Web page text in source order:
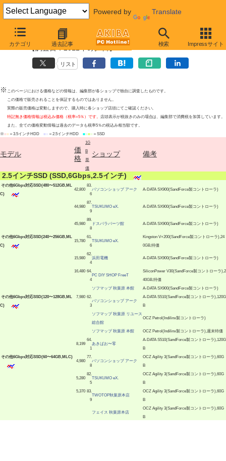
Powered by Translate
カテゴリ 過去記事 検索 Impressサイト
その他6Gbps対応SSD最安値上位ショップ
【調査日：2012年6月7日】
リスト
※ このページにおける価格などの情報は、編集部が各ショップで独自に調査したものです。
この価格で販売されることを保証するものではありません。
実際の販売価格は変動しますので、購入時に各ショップ店頭にてご確認ください。
特記無き価格情報は税込み価格（税率=5％）です。
店頭表示が税抜きのみの場合は、編集部で消費税を加算しています。
また、全ての価格変動情報は過去のデータも税率5％の税込み相当額です。
※ ■■ ＝3.5インチHDD ■ ＝2.5インチHDD ■■■■ ＝SSD
モデル
価
格
1G
B
単
価
ショップ 備考
2.5インチSSD (SSD,6Gbps,2.5インチ)
その他6Gbps対応SSD(480〜512GB,ML
C)
42,800
83.
6
パソコンショップ アーク A-DATA SX900(SandForce製コントローラ)
44,980
87.
9
TSUKUMO eX. A-DATA SX900(SandForce製コントローラ)
45,980
89.
8
ドスパラパーツ館 A-DATA SX900(SandForce製コントローラ)
その他6Gbps対応SSD(240〜256GB,ML
C)
15,780
61.
6
TSUKUMO eX.
Kingston V+200(SandForce製コントローラ),24
0GB,特価
15,980
62.
4
浜田電機 A-DATA SX900(SandForce製コントローラ)
16,480 64.
4
PC DIY SHOP FreeT
SiliconPower V30(SandForce製コントローラ),2
40GB,特価
ソフマップ 秋葉原 本館
A-DATA SX900(SandForce製コントローラ)
その他6Gbps対応SSD(120〜128GB,ML
C)
7,980 62.
3
パソコンショップ アーク
A-DATA S510(SandForce製コントローラ),120G
B
ソフマップ 秋葉原 リユース
総合館
OCZ Petrol(Indilinx製コントローラ)
ソフマップ 秋葉原 本館 OCZ Petrol(Indilinx製コントローラ),週末特価
8,199
64.
1
あきばお〜零
A-DATA S510(SandForce製コントローラ),120G
B
その他6Gbps対応SSD(60〜64GB,MLC)
4,980
77.
8
パソコンショップ アーク
OCZ Agility 3(SandForce製コントローラ),60G
B
5,280
82.
5
TSUKUMO eX.
OCZ Agility 3(SandForce製コントローラ),60G
B
5,370 83.
9
TWOTOP秋葉原本店
OCZ Agility 3(SandForce製コントローラ),60G
B
フェイス 秋葉原本店
OCZ Agility 3(SandForce製コントローラ),60G
B